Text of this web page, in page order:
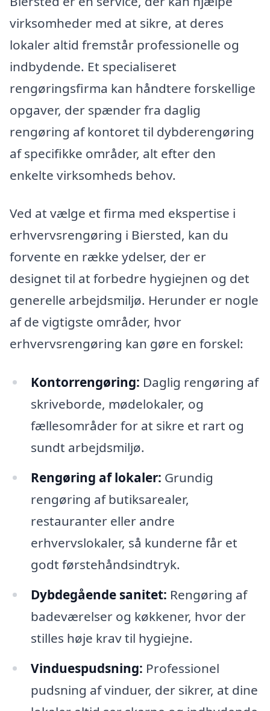
virksomheder med at sikre, at deres
lokaler altid fremstår professionelle og
indbydende. Et specialiseret
rengøringsfirma kan håndtere forskellige
opgaver, der spænder fra daglig
rengøring af kontoret til dybderengøring
af specifikke områder, alt efter den
enkelte virksomheds behov.
Ved at vælge et firma med ekspertise i
erhvervsrengøring i Biersted, kan du
forvente en række ydelser, der er
designet til at forbedre hygiejnen og det
generelle arbejdsmiljø. Herunder er nogle
af de vigtigste områder, hvor
erhvervsrengøring kan gøre en forskel:
Kontorrengøring: Daglig rengøring af
skriveborde, mødelokaler, og
fællesområder for at sikre et rart og
sundt arbejdsmiljø.
Rengøring af lokaler: Grundig
rengøring af butiksarealer,
restauranter eller andre
erhvervslokaler, så kunderne får et
godt førstehåndsindtryk.
Dybdegående sanitet: Rengøring af
badeværelser og køkkener, hvor der
stilles høje krav til hygiejne.
Vinduespudsning: Professionel
pudsning af vinduer, der sikrer, at dine